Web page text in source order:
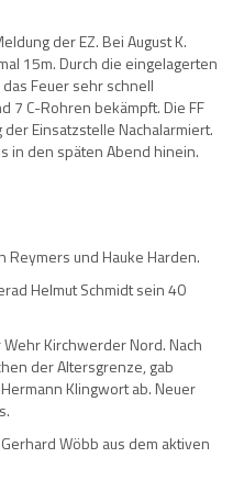
der EZ. Bei August K.
15m. Durch die eingelagerten
Feuer sehr schnell
7 C-Rohren bekämpft. Die FF
Einsatzstelle Nachalarmiert.
in den späten Abend hinein.
Reymers und Hauke Harden.
Helmut Schmidt sein 40
Kirchwerder Nord. Nach
der Altersgrenze, gab
Klingwort ab. Neuer
Wöbb aus dem aktiven